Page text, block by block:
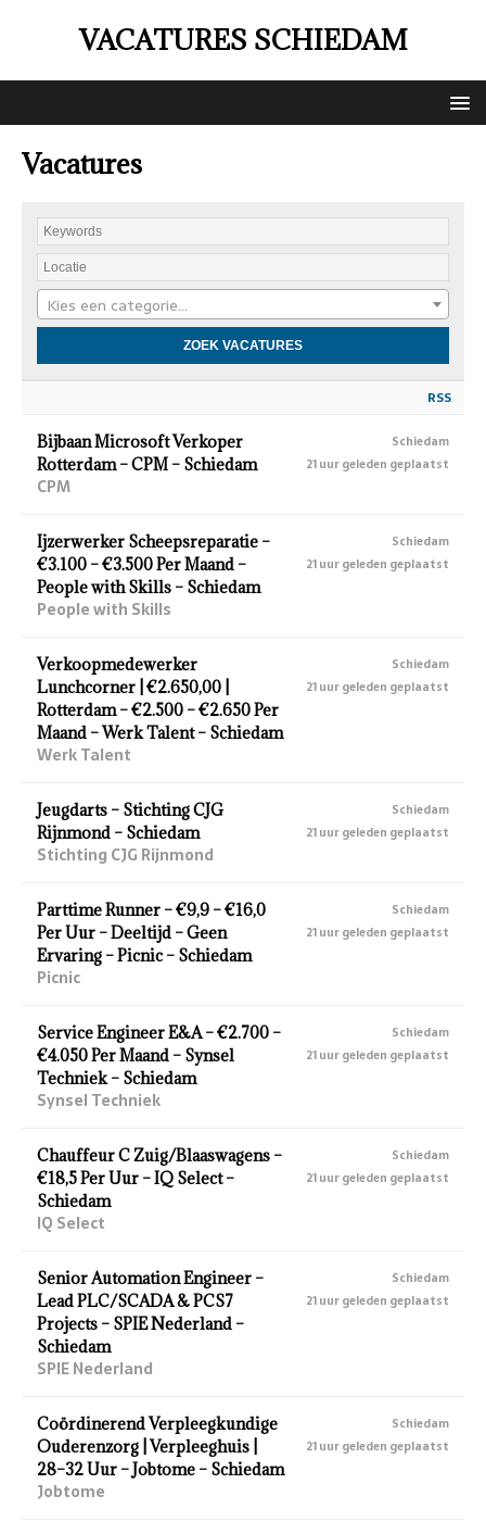
VACATURES SCHIEDAM
Vacatures
Kies een categorie…
RSS
Bijbaan Microsoft Verkoper
Rotterdam – CPM – Schiedam
CPM
Schiedam
21 uur geleden geplaatst
Ijzerwerker Scheepsreparatie –
€3.100 – €3.500 Per Maand –
People with Skills – Schiedam
People with Skills
Schiedam
21 uur geleden geplaatst
Verkoopmedewerker
Lunchcorner | €2.650,00 |
Rotterdam – €2.500 – €2.650 Per
Maand – Werk Talent – Schiedam
Werk Talent
Schiedam
21 uur geleden geplaatst
Jeugdarts – Stichting CJG
Rijnmond – Schiedam
Stichting CJG Rijnmond
Schiedam
21 uur geleden geplaatst
Parttime Runner – €9,9 – €16,0
Per Uur – Deeltijd – Geen
Ervaring – Picnic – Schiedam
Picnic
Schiedam
21 uur geleden geplaatst
Service Engineer E&A – €2.700 –
€4.050 Per Maand – Synsel
Techniek – Schiedam
Synsel Techniek
Schiedam
21 uur geleden geplaatst
Chauffeur C Zuig/Blaaswagens –
€18,5 Per Uur – IQ Select –
Schiedam
IQ Select
Schiedam
21 uur geleden geplaatst
Senior Automation Engineer –
Lead PLC/SCADA & PCS7
Projects – SPIE Nederland –
Schiedam
SPIE Nederland
Schiedam
21 uur geleden geplaatst
Coördinerend Verpleegkundige
Ouderenzorg | Verpleeghuis |
28–32 Uur – Jobtome – Schiedam
Jobtome
Schiedam
21 uur geleden geplaatst